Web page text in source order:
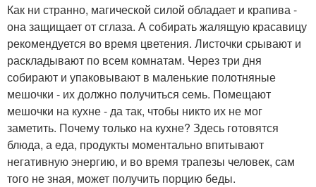
Как ни странно, магической силой обладает и крапива -
она защищает от сглаза. А собирать жалящую красавицу
рекомендуется во время цветения. Листочки срывают и
раскладывают по всем комнатам. Через три дня
собирают и упаковывают в маленькие полотняные
мешочки - их должно получиться семь. Помещают
мешочки на кухне - да так, чтобы никто их не мог
заметить. Почему только на кухне? Здесь готовятся
блюда, а еда, продукты моментально впитывают
негативную энергию, и во время трапезы человек, сам
того не зная, может получить порцию беды.